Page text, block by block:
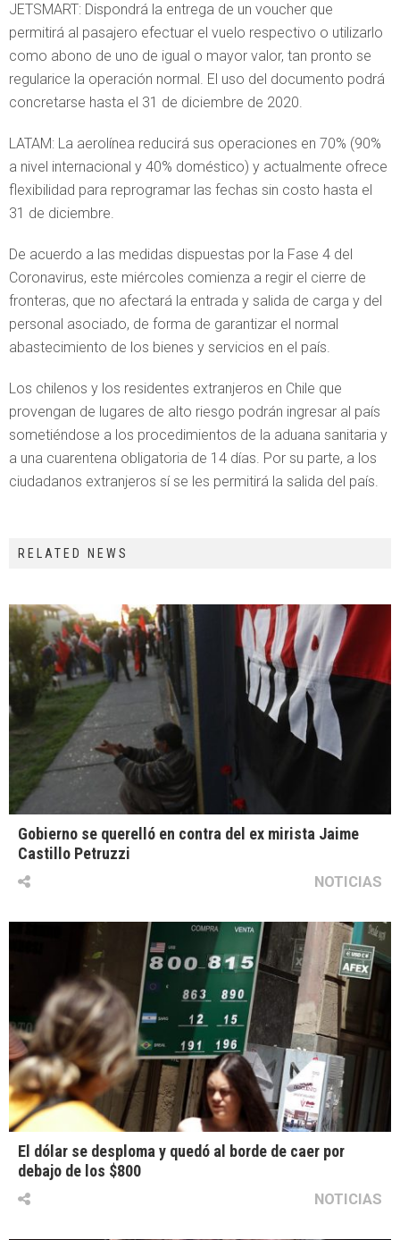
JETSMART: Dispondrá la entrega de un voucher que
permitirá al pasajero efectuar el vuelo respectivo o utilizarlo
como abono de uno de igual o mayor valor, tan pronto se
regularice la operación normal. El uso del documento podrá
concretarse hasta el 31 de diciembre de 2020.
LATAM: La aerolínea reducirá sus operaciones en 70% (90%
a nivel internacional y 40% doméstico) y actualmente ofrece
flexibilidad para reprogramar las fechas sin costo hasta el
31 de diciembre.
De acuerdo a las medidas dispuestas por la Fase 4 del
Coronavirus, este miércoles comienza a regir el cierre de
fronteras, que no afectará la entrada y salida de carga y del
personal asociado, de forma de garantizar el normal
abastecimiento de los bienes y servicios en el país.
Los chilenos y los residentes extranjeros en Chile que
provengan de lugares de alto riesgo podrán ingresar al país
sometiéndose a los procedimientos de la aduana sanitaria y
a una cuarentena obligatoria de 14 días. Por su parte, a los
ciudadanos extranjeros sí se les permitirá la salida del país.
RELATED NEWS
Gobierno se querelló en contra del ex mirista Jaime
Castillo Petruzzi
NOTICIAS
El dólar se desploma y quedó al borde de caer por
debajo de los $800
NOTICIAS